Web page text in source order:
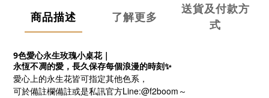
商品描述 了解更多
送貨及付款方
式
9色愛心永生玫瑰小桌花｜
永恆不凋的愛，長久保存每個浪漫的時刻✨
愛心上的永生花皆可指定其他色系，
可於備註欄備註或是私訊官方Line:@f2boom ～